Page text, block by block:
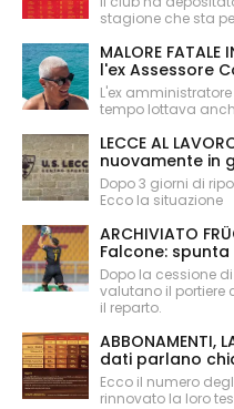
stagione che sta
MALORE
l'ex Assessore
L'ex
tempo lottava
LECCE AL
nuovamente in
Dopo 3 giorni di
Ecco la situazione
ARCHIVIATO
Falcone: spunta
Dopo la cessione
valutano il portiere
il reparto.
ABBONAMENTI,
dati parlano
Ecco il numero
rinnovato la loro